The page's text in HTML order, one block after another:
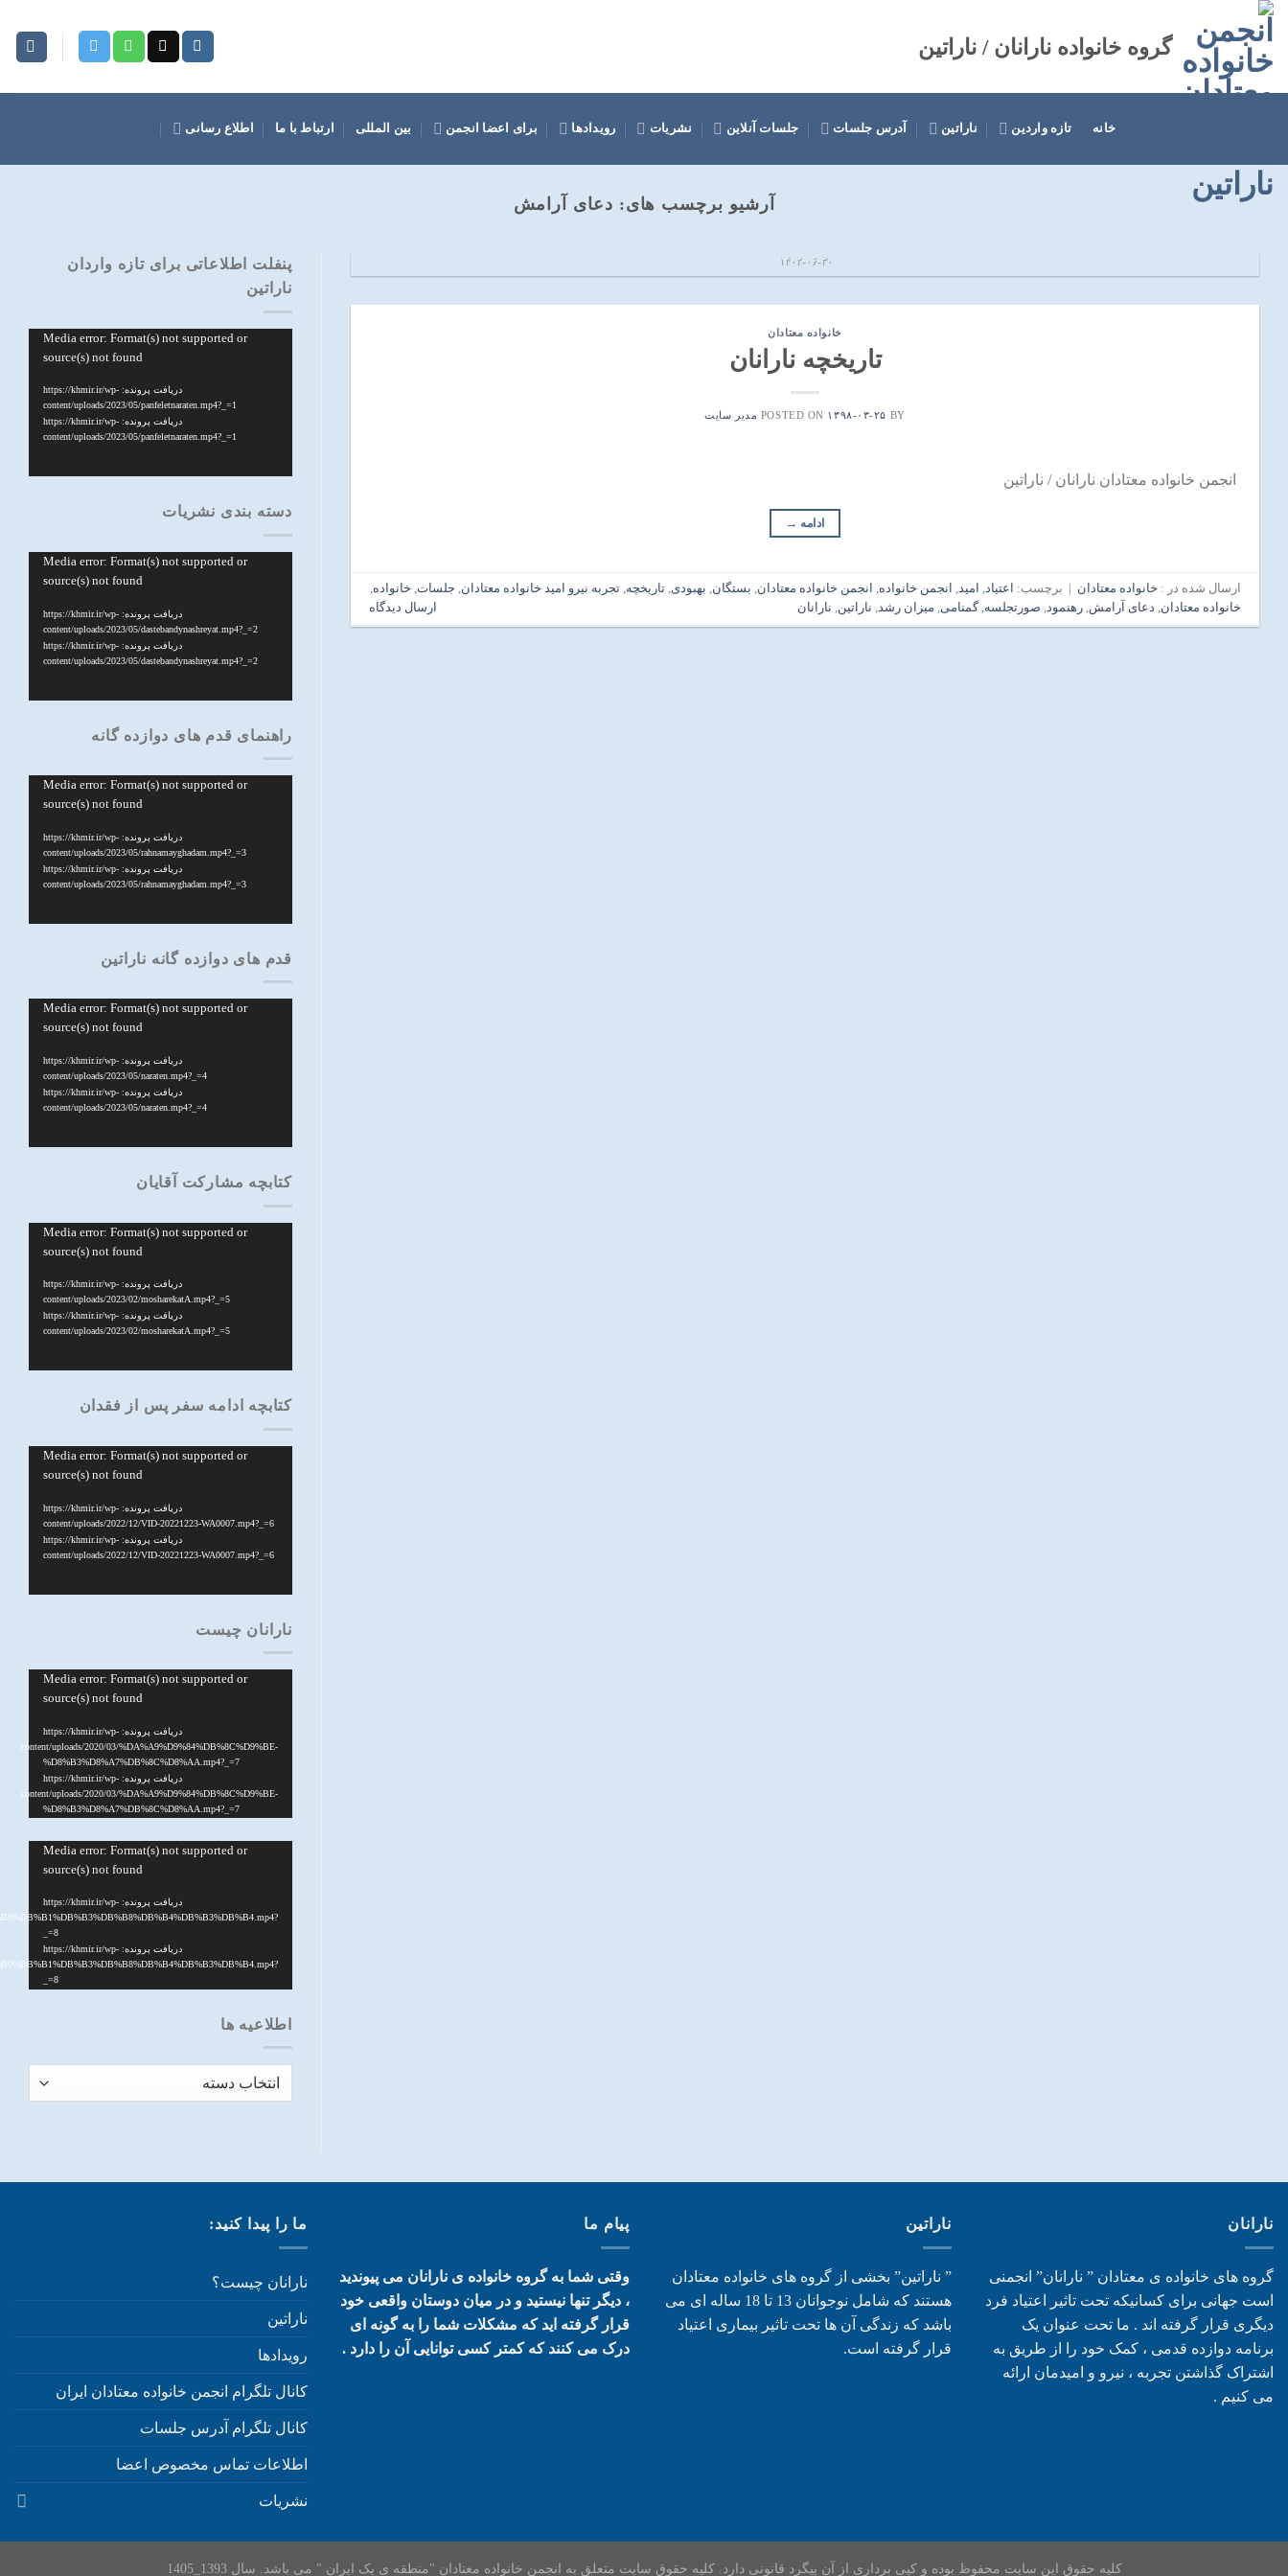
Skip
content
گروه خانواده نارانان / ناراتین
خانه تازه واردین ناراتین آدرس جلسات جلسات آنلاین نشریات رویدادها برای اعضا انجمن بین المللی ارتباط با ما اطلاع رسانی
آرشیو برچسب های: دعای آرامش دسته‌بندی نشده گزارشات کمیته خدماتی منطقه
۱۴۰۲-۰۶-۳۰
ادامه→
خانواده معتادان
تاریخچه نارانان
POSTED ON ۱۳۹۸-۰۳-۲۵ BY مدیر سایت
انجمن خانواده معتادان نارانان / ناراتین
ادامه →
ارسال شده در : خانواده معتادان برچسب: اعتیاد, امید, انجمن خانواده, انجمن خانواده معتادان, بستگان, بهبودی,تاریخچه,تجربه نیرو امید خانواده معتادان, جلسات, خانواده,
خانواده معتادان, دعای آرامش,رهنمود, صورتجلسه,گمنامی, میزان رشد, ناراتین, نارانان ارسال دیدگاه
پنفلت اطلاعاتی برای تازه واردان
ناراتین
نمایشگرMedia error: Format(s) not supported or
source(s) not found
دریافت پرونده: https://khmir.ir/wp-
content/uploads/2023/05/panfeletnaraten.mp4?_=1
دریافت پرونده: https://khmir.ir/wp-
content/uploads/2023/05/panfeletnaraten.mp4?_=1
دسته بندی نشریات
نمایشگرMedia error: Format(s) not supported or
source(s) not found
دریافت پرونده: https://khmir.ir/wp-
content/uploads/2023/05/dastebandynashreyat.mp4?_=2
دریافت پرونده: https://khmir.ir/wp-
content/uploads/2023/05/dastebandynashreyat.mp4?_=2
راهنمای قدم های دوازده گانه
نمایشگرMedia error: Format(s) not supported or
source(s) not found
دریافت پرونده: https://khmir.ir/wp-
content/uploads/2023/05/rahnamayghadam.mp4?_=3
دریافت پرونده: https://khmir.ir/wp-
content/uploads/2023/05/rahnamayghadam.mp4?_=3
قدم های دوازده گانه ناراتین
نمایشگرMedia error: Format(s) not supported or
source(s) not found
دریافت پرونده: https://khmir.ir/wp-
content/uploads/2023/05/naraten.mp4?_=4
دریافت پرونده: https://khmir.ir/wp-
content/uploads/2023/05/naraten.mp4?_=4
کتابچه مشارکت آقایان
نمایشگرMedia error: Format(s) not supported or
source(s) not found
دریافت پرونده: https://khmir.ir/wp-
content/uploads/2023/02/mosharekatA.mp4?_=5
دریافت پرونده: https://khmir.ir/wp-
content/uploads/2023/02/mosharekatA.mp4?_=5
کتابچه ادامه سفر پس از فقدان
نمایشگرMedia error: Format(s) not supported or
source(s) not found
دریافت پرونده: https://khmir.ir/wp-
content/uploads/2022/12/VID-20221223-WA0007.mp4?_=6
دریافت پرونده: https://khmir.ir/wp-
content/uploads/2022/12/VID-20221223-WA0007.mp4?_=6
نارانان چیست
نمایشگرMedia error: Format(s) not supported or
source(s) not found
دریافت پرونده: https://khmir.ir/wp-
content/uploads/2020/03/%DA%A9%D9%84%DB%8C%D9%BE-
%D8%B3%D8%A7%DB%8C%D8%AA.mp4?_=7
دریافت پرونده: https://khmir.ir/wp-
content/uploads/2020/03/%DA%A9%D9%84%DB%8C%D9%BE-
%D8%B3%D8%A7%DB%8C%D8%AA.mp4?_=7
نمایشگرMedia error: Format(s) not supported or
source(s) not found
دریافت پرونده: https://khmir.ir/wp-
_=8
دریافت پرونده: https://khmir.ir/wp-
_=8
اطلاعیه ها
اطلاعیه
نارانان
گروه های خانواده ی معتادان ” نارانان” انجمنی
است جهانی برای کسانیکه تحت تاثیر اعتیاد فرد
دیگری قرار گرفته اند . ما تحت عنوان یک
برنامه دوازده قدمی ، کمک خود را از طریق به
اشتراک گذاشتن تجربه ، نیرو و امیدمان ارائه
می کنیم .
ناراتین
” ناراتین” بخشی از گروه های خانواده معتادان
هستند که شامل نوجوانان 13 تا 18 ساله ای می
باشد که زندگی آن ها تحت تاثیر بیماری اعتیاد
قرار گرفته است.
پیام ما
وقتی شما به گروه خانواده ی نارانان می پیوندید
، دیگر تنها نیستید و در میان دوستان واقعی خود
قرار گرفته اید که مشکلات شما را به گونه ای
درک می کنند که کمتر کسی توانایی آن را دارد .
ما را پیدا کنید:
نارانان چیست؟
ناراتین
رویدادها
کانال تلگرام انجمن خانواده معتادان ایران
کانال تلگرام آدرس جلسات
اطلاعات تماس مخصوص اعضا
نشریات
کلیه حقوق این سایت محفوظ بوده و کپی برداری از آن پیگرد قانونی دارد. کلیه حقوق سایت متعلق به انجمن خانواده معتادان "منطقه ی یک ایران " می باشد. سال 1393_1405